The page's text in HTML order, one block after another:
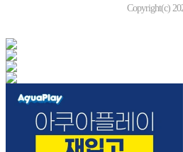
Copyright(c)